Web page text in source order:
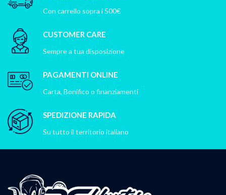
Con carrello sopra i 500€
CUSTOMER CARE
Sempre a tua disposizione
PAGAMENTI ONLINE
Carta, Bonifico o finanziamenti
SPEDIZIONE RAPIDA
Su tutto il territorio italiano